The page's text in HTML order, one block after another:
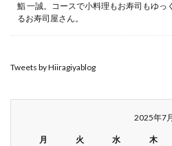
鮨 一誠。コースで小料理もお寿司もゆっ
るお寿司屋さん。
Tweets by Hiiragiyablog
2025年7
月 火 水 木